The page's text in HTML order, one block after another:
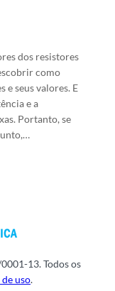
dos resistores
como
e seus valores. E
e a
Portanto, se
13. Todos os
uso.